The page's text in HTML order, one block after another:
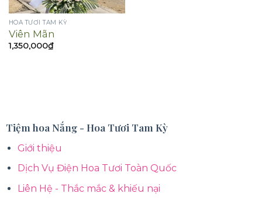
HOA TƯƠI TAM KỲ
Viên Mãn
1,350,000₫
Tiệm hoa Nắng - Hoa Tươi Tam Kỳ
Giới thiệu
Dịch Vụ Điện Hoa Tươi Toàn Quốc
Liên Hệ - Thắc mắc & khiếu nại